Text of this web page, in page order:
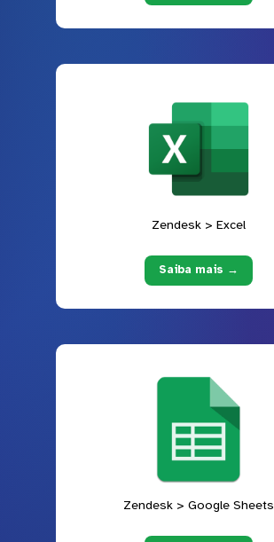
Zendesk > Excel
Saiba mais →
Zendesk > Google Sheets